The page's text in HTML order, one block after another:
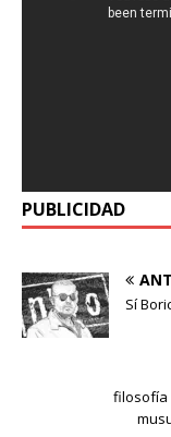
PUBLICIDAD
Sí
filosofía